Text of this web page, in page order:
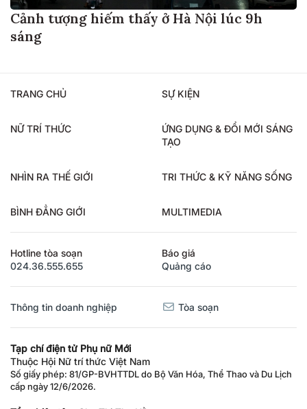
Cảnh tượng hiếm thấy ở Hà Nội lúc 9h
sáng
TRANG CHỦ SỰ KIỆN
NỮ TRÍ THỨC
ỨNG DỤNG & ĐỔI MỚI SÁNG
TẠO
NHÌN RA THẾ GIỚI TRI THỨC & KỸ NĂNG SỐNG
BÌNH ĐẲNG GIỚI MULTIMEDIA
Hotline tòa soạn
024.36.555.655
Báo giá
Quảng cáo
Thông tin doanh nghiệp Tòa soạn
Tạp chí điện tử Phụ nữ Mới
Thuộc Hội Nữ trí thức Việt Nam
Số giấy phép: 81/GP-BVHTTDL do Bộ Văn Hóa, Thể Thao và Du Lịch
cấp ngày 12/6/2026.